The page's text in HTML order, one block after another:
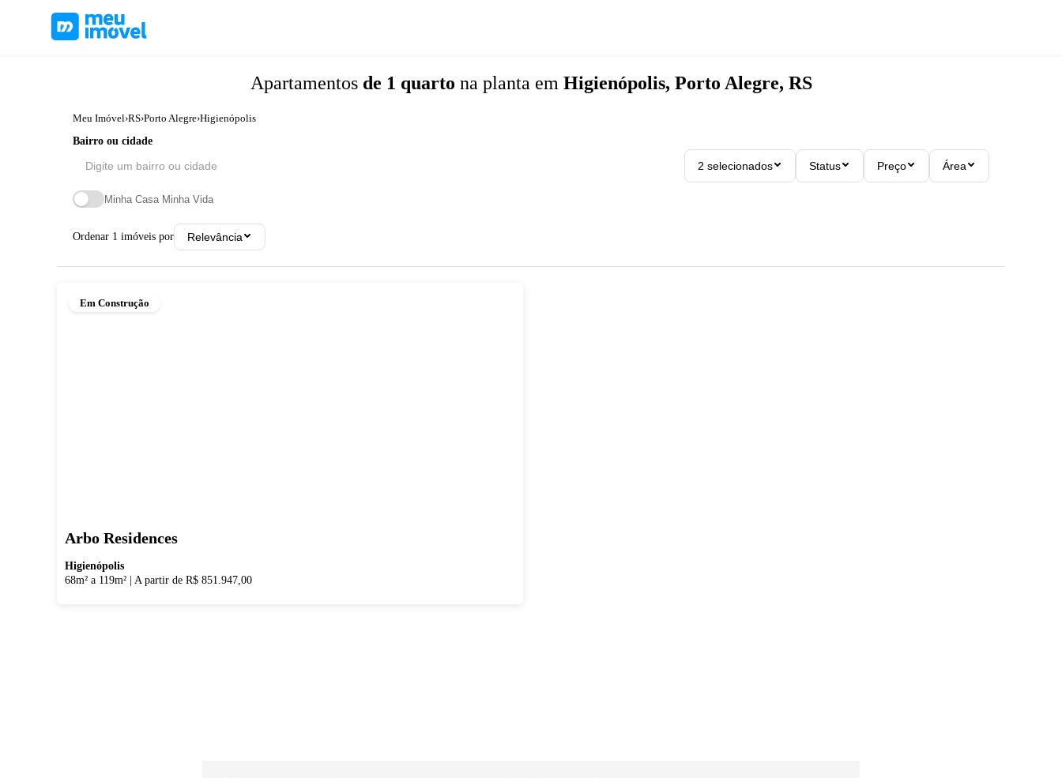
Apartamentos de 1 quarto na planta em Higienópolis, Porto Alegre, RS
Meu Imóvel›RS›Porto Alegre›Higienópolis
Bairro ou cidade
2 selecionados Status Preço Área
Minha Casa Minha Vida
Ordenar 1 imóveis por Relevância
Em Construção
Arbo Residences
Higienópolis
68m² a 119m²
A partir de R$ 851.947,00